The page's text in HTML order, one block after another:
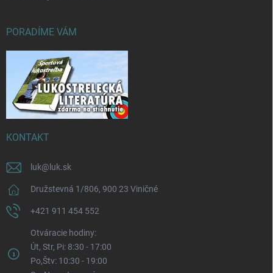
PORADÍME VÁM
KONTAKT
luk@ luk.sk
Družstevná 1/806, 900 23 Viničné
+421 911 454 552
Otváracie hodiny:
Út, Str, Pi: 8:30 - 17:00
Po,Štv: 10:30 - 19:00